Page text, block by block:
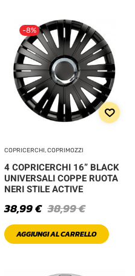
-8%
COPRICERCHI, COPRIMOZZI
4 COPRICERCHI 16” BLACK
UNIVERSALI COPPE RUOTA
NERI STILE ACTIVE
38,99€
38,99€
AGGIUNGI AL CARRELLO